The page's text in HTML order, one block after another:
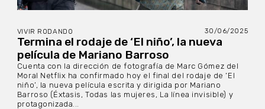
VIVIR RODANDO 30/06/2025
Termina el rodaje de ‘El niño’, la nueva
película de Mariano Barroso
Cuenta con la dirección de fotografía de Marc Gómez del
Moral Netflix ha confirmado hoy el final del rodaje de ‘El
niño’, la nueva película escrita y dirigida por Mariano
Barroso (Éxtasis, Todas las mujeres, La línea invisible) y
protagonizada...